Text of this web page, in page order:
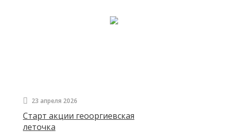
23 апреля 2026
Старт акции геооргиевская
леточка